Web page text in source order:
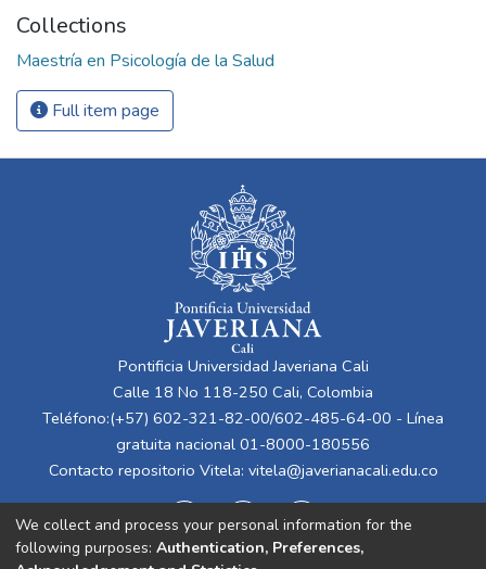
Collections
Maestría en Psicología de la Salud
Full item page
Pontificia Universidad Javeriana Cali
Calle 18 No 118-250 Cali, Colombia
Teléfono:(+57) 602-321-82-00/602-485-64-00 - Línea
gratuita nacional 01-8000-180556
Contacto repositorio Vitela: vitela@javerianacali.edu.co
We collect and process your personal information for the
following purposes: Authentication, Preferences,